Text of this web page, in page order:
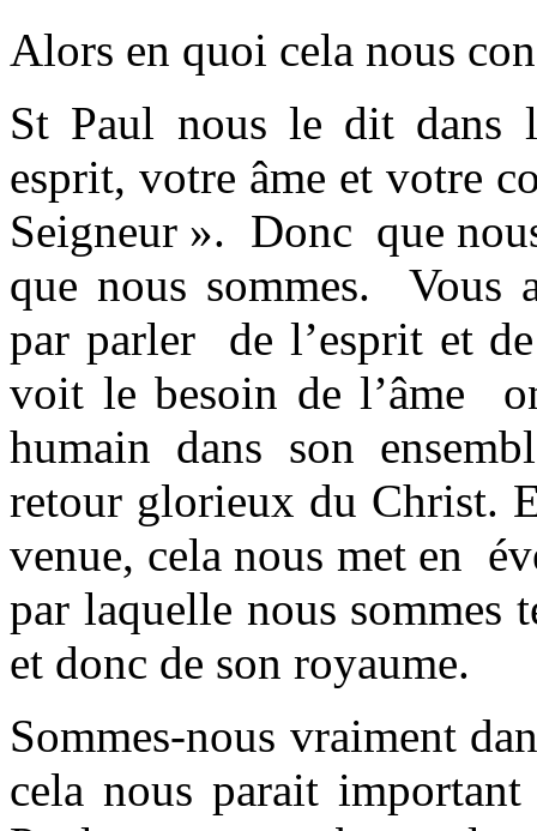
Alors en quoi cela nous
St Paul nous le dit dans
esprit, votre âme et votre
Seigneur ». Donc que
que nous sommes. Vous
par parler de l’esprit et
voit le besoin de l’âme
humain dans son
retour glorieux du Christ.
venue, cela nous met en
par laquelle nous sommes
et donc de son royaume.
Sommes-nous vraiment
cela nous parait